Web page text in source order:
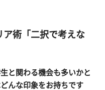
ア術「二択で考えな
と関わる機会も多いかと
んな印象をお持ちです